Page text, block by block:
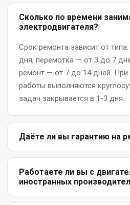
сварочных
трансформаторов
и
сварочного
оборудования
подстанции
трансформаторов
Ремонт
тяговых
Сколько по времени
электродвигателя?
Срок ремонта зависит от
дня, перемотка — от 3 до 7
ремонт — от 7 до 14 дней. При
работы выполняются
задач закрывается в 1-3 дня.
Даёте ли вы гарантию на
Да. На все виды работ
гарантию: от 6 месяцев на
месяцев на капитальный
Гарантия покрывает
Работаете ли вы с
иностранных
Да. Мы ремонтируем